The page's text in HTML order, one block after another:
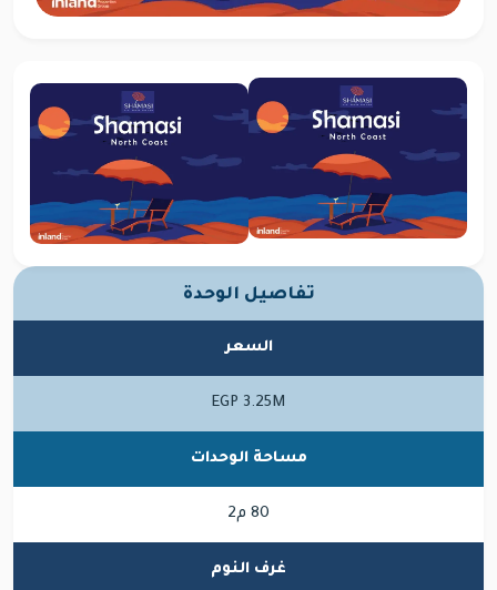
تفاصيل الوحدة
السعر
EGP 3.25M
مساحة الوحدات
80 م2
غرف النوم